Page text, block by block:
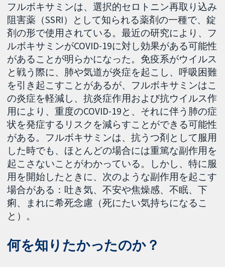
フルボキサミンは、選択的セロトニン再取り込み
阻害薬（SSRI）として知られる薬剤の一種で、錠
剤の形で使用されている。最近の研究により、フ
ルボキサミンがCOVID-19に対し効果がある可能性
があることが明らかになった。免疫系がウイルス
と戦う際に、肺や気道が炎症を起こし、呼吸困難
を引き起こすことがあるが、フルボキサミンはこ
の炎症を軽減し、抗炎症作用および抗ウイルス作
用により、重度のCOVID-19と、それに伴う肺の症
状を発症するリスクを減らすことができる可能性
がある。フルボキサミンは、抗うつ剤として服用
した時でも、ほとんどの場合には重篤な副作用を
起こさないことがわかっている。しかし、特に服
用を開始したときに、次のような副作用を起こす
場合がある：吐き気、不安や焦燥感、不眠、下
痢、まれに希死念慮（死にたい気持ちになるこ
と）。
何を知りたかったのか？